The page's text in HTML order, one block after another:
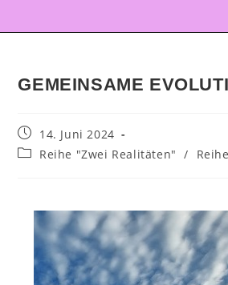
GEMEINSAME
14. Juni 2024
Reihe "Zwei Realitäten"
/